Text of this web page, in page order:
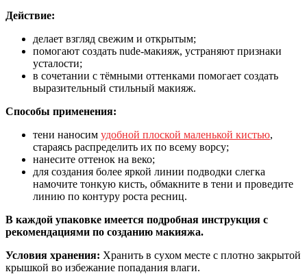
Действие:
делает взгляд свежим и открытым;
помогают создать nude-макияж, устраняют признаки
усталости;
в сочетании с тёмными оттенками помогает создать
выразительный стильный макияж.
Способы применения:
тени наносим удобной плоской маленькой кистью,
стараясь распределить их по всему ворсу;
нанесите оттенок на веко;
для создания более яркой линии подводки слегка
намочите тонкую кисть, обмакните в тени и проведите
линию по контуру роста ресниц.
В каждой упаковке имеется подробная инструкция с
рекомендациями по созданию макияжа.
Условия хранения: Хранить в сухом месте с плотно закрытой
крышкой во избежание попадания влаги.